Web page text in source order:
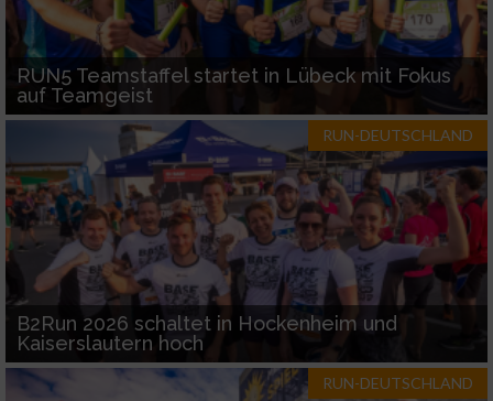
RUN5 Teamstaffel startet in Lübeck mit Fokus
auf Teamgeist
RUN-DEUTSCHLAND
B2Run 2026 schaltet in Hockenheim und
Kaiserslautern hoch
RUN-DEUTSCHLAND